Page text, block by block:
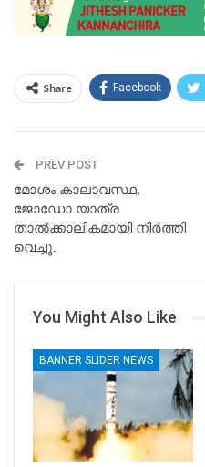
Share Facebook
PREV POST
മോശം കാലാവസ്ഥ,
ജോഡോ യാത്ര
താൽക്കാലികമായി നിർത്തി
വെച്ചു.
You Might Also Like
BANNER SLIDER NEWS